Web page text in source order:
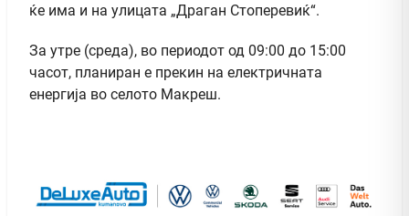
ќе има и на улицата „Драган Стоперевиќ“.
За утре (среда), во периодот од 09:00 до 15:00
часот, планиран е прекин на електричната
енергија во селото Макреш.